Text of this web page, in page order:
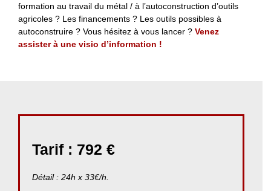
formation au travail du métal / à l’autoconstruction d’outils
agricoles ? Les financements ? Les outils possibles à
autoconstruire ? Vous hésitez à vous lancer ? Venez
assister à une visio d’information !
Tarif : 792 €
Détail : 24h x 33€/h.